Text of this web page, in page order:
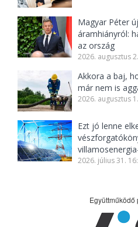
Magyar Péter
áramhiányról:
az ország
2026. augusztus
Akkora a baj,
már nem is
2026. augusztus
Ezt jó lenne
2026. július 31.
Együttműködő